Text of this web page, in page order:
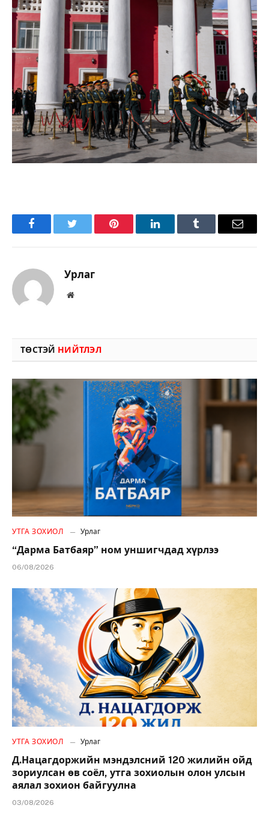
FacebookTwitter Pinterest LinkedInTumblr Имэйл
Урлаг
Вэбсайт
ТӨСТЭЙ НИЙТЛЭЛ
УТГА ЗОХИОЛ Урлаг
“Дарма Батбаяр” ном уншигчдад хүрлээ
06/08/2026
УТГА ЗОХИОЛ Урлаг
Д.Нацагдоржийн мэндэлсний 120 жилийн ойд
зориулсан өв соёл, утга зохиолын олон улсын
аялал зохион байгуулна
03/08/2026